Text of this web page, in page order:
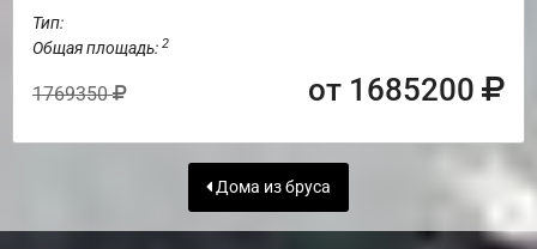
Тип:
Общая площадь: 2
1769350 от 1685200
Дома из бруса